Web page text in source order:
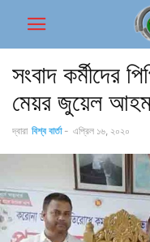
সংবাদ কর্মীদের
মেয়র জুয়েল
দ্বারা বিশ্ব বার্তা - এপ্রিল ১৬, ২০২০